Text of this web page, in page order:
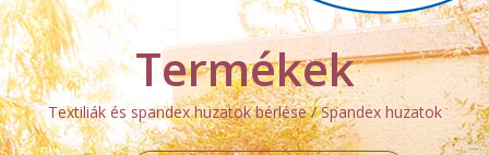
Termékek
Textiliák és spandex huzatok bérlése / Spandex huzatok